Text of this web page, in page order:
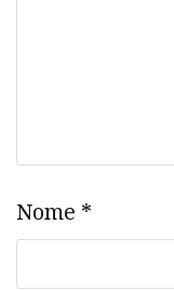
Nome *